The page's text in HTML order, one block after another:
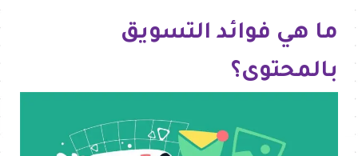
ما هي فوائد التسويق
بالمحتوى؟